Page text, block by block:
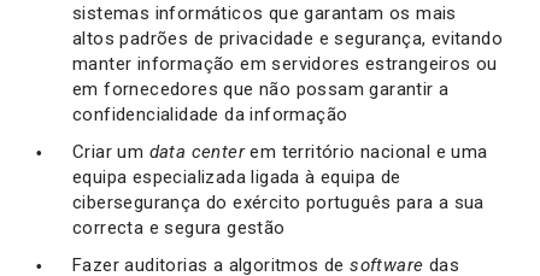
sistemas informáticos que garantam os mais
altos padrões de privacidade e segurança, evitando
manter informação em servidores estrangeiros ou
em fornecedores que não possam garantir a
confidencialidade da informação
Criar um data centerem território nacional e uma
equipa especializada ligada à equipa de
cibersegurança do exército português para a sua
correcta e segura gestão
Fazer auditorias a algoritmos desoftware das